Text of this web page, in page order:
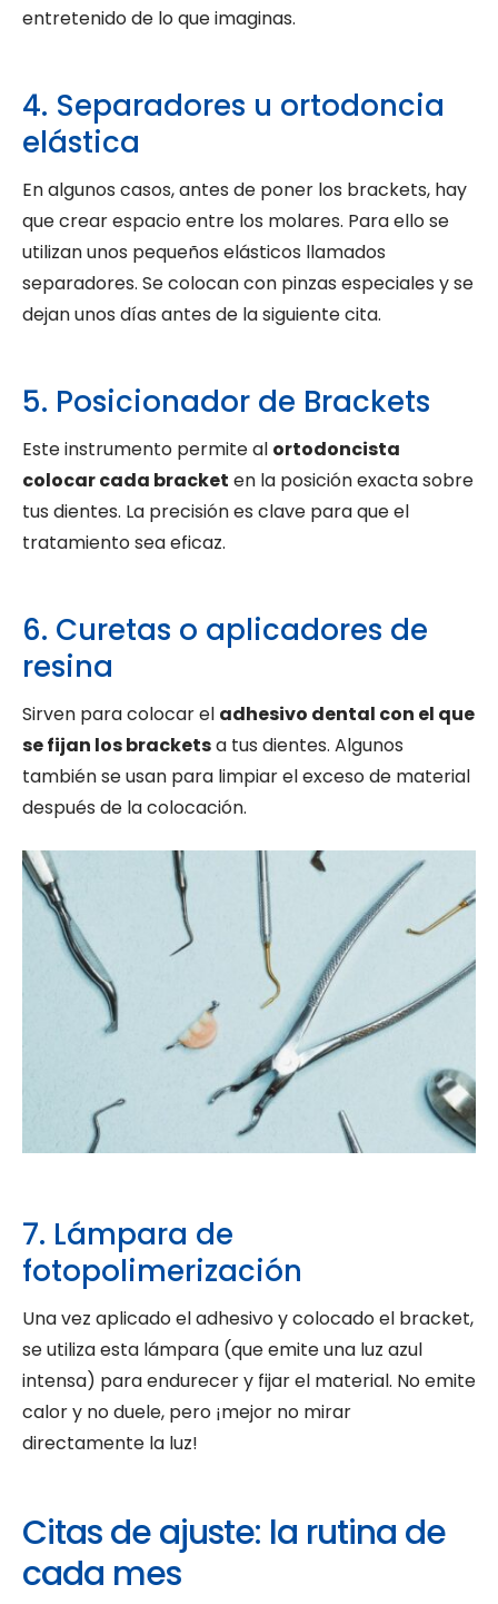
entretenido de lo que imaginas.
4. Separadores u ortodoncia
elástica
En algunos casos, antes de poner los brackets, hay
que crear espacio entre los molares. Para ello se
utilizan unos pequeños elásticos llamados
separadores. Se colocan con pinzas especiales y se
dejan unos días antes de la siguiente cita.
5. Posicionador de Brackets
Este instrumento permite al ortodoncista
colocar cada bracket en la posición exacta sobre
tus dientes. La precisión es clave para que el
tratamiento sea eficaz.
6. Curetas o aplicadores de
resina
Sirven para colocar el adhesivo dental con el que
se fijan los bracketsa tus dientes. Algunos
también se usan para limpiar el exceso de material
después de la colocación.
7. Lámpara de
fotopolimerización
Una vez aplicado el adhesivo y colocado el bracket,
se utiliza esta lámpara (que emite una luz azul
intensa) para endurecer y fijar el material. No emite
calor y no duele, pero ¡mejor no mirar
directamente la luz!
Citas de ajuste: la rutina de
cada mes